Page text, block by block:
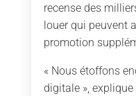
recense des
louer qui peuvent
promotion
« Nous étoffons
digitale »,